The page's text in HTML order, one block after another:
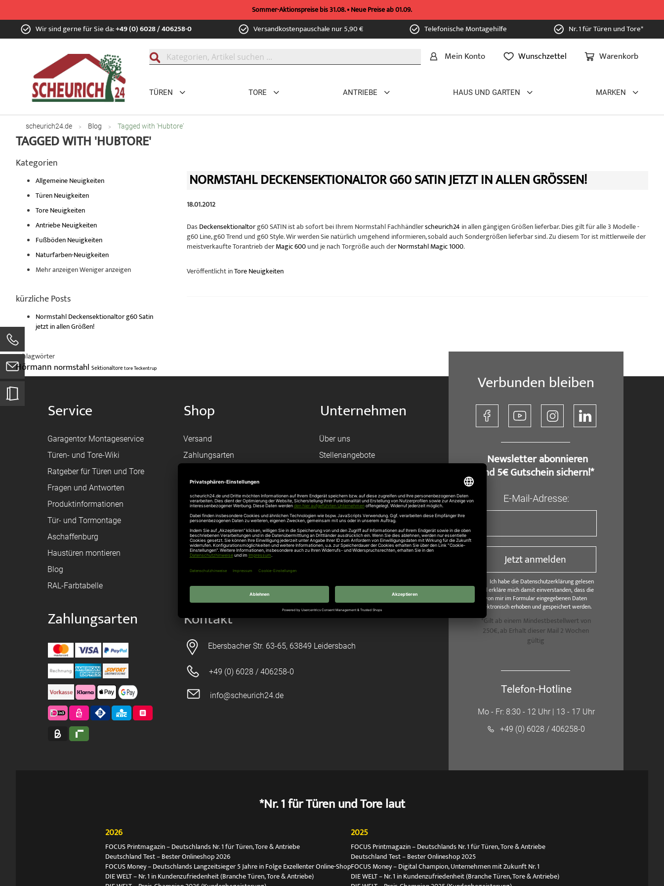
Sommer-Aktionspreise bis 31.08. • Neue Preise ab 01.09.
Zum
Inhalt Wir sind gerne für Sie da:+49 (0) 6028 / 406258-0 Versandkostenpauschale nur 5,90 € Telefonische Montagehilfe Nr. 1 für Türen und Tore*
Warenkorb
Mein Konto Wunschzettel
TÜREN TORE ANTRIEBE HAUS UND GARTEN MARKEN
scheurich24.de Blog Tagged with 'Hubtore'
TAGGED WITH 'HUBTORE'
NORMSTAHL DECKENSEKTIONALTOR G60 SATIN JETZT IN ALLEN GRÖSSEN!
18.01.2012
DasDeckensektionaltorg60 SATIN ist ab sofort bei Ihrem Normstahl Fachhändlerscheurich24 in allen gängigen Größen lieferbar. Dies gilt für alle 3 Modelle -
g60 Line, g60 Trend und g60 Style. Wir werden Sie natürlich umgehend informieren, sobald auch Sondergrößen lieferbar sind. Zu diesem Tor ist mittlerweile der
meistverkaufte Torantrieb derMagic 600und je nach Torgröße auch derNormstahl Magic 1000.
Veröffentlicht inTore Neuigkeiten
Kategorien
Allgemeine Neuigkeiten
Türen Neuigkeiten
Tore Neuigkeiten
Antriebe Neuigkeiten
Fußböden Neuigkeiten
Naturfarben-Neuigkeiten
Mehr anzeigenWeniger anzeigen
kürzliche Posts
Normstahl Deckensektionaltor g60 Satin
jetzt in allen Größen!
Schlagwörter
Hörmann normstahl SektionaltoretoreTeckentrup
Service
Garagentor Montageservice
Türen- und Tore-Wiki
Ratgeber für Türen und Tore
Fragen und Antworten
Produktinformationen
Tür- und Tormontage
Aschaffenburg
Haustüren montieren
Blog
RAL-Farbtabelle
Shop
Versand
Zahlungsarten
Registrieren
Federanfrage
Toraufmaß
Montageanleitungen
Brandschutztüren
Elektrische Garagentore
Unternehmen
Über uns
Stellenangebote
Hörmann Sektionaltor
Zahlungsarten Kontakt
Ebersbacher Str. 63-65, 63849 Leidersbach
+49 (0) 6028 / 406258-0
info@scheurich24.de
Verbunden bleiben
​ Newsletter abonnieren
und 5€ Gutschein sichern!*
E-Mail-Adresse:
Jetzt anmelden
Ich habe die Datenschutzerklärung gelesen
und erkläre mich damit einverstanden, dass die
von mir im Formular eingegebenen Daten
elektronisch erhoben und gespeichert werden.
*Gilt ab einem Mindestbestellwert von
250€, ab Erhalt dieser Mail 2 Wochen
gültig
Telefon-Hotline
Mo - Fr: 8:30 - 12 Uhr | 13 - 17 Uhr
+49 (0) 6028 / 406258-0
*Nr. 1 für Türen und Tore laut
2026
FOCUS Printmagazin – Deutschlands Nr. 1 für Türen, Tore & Antriebe
Deutschland Test – Bester Onlineshop 2026
FOCUS Money – Deutschlands Langzeitsieger 5 Jahre in Folge Exzellenter Online-Shop
DIE WELT – Nr. 1 in Kundenzufriedenheit (Branche Türen, Tore & Antriebe)
2025
FOCUS Printmagazin – Deutschlands Nr. 1 für Türen, Tore & Antriebe
Deutschland Test – Bester Onlineshop 2025
FOCUS Money – Digital Champion, Unternehmen mit Zukunft Nr. 1
DIE WELT – Nr. 1 in Kundenzufriedenheit (Branche Türen, Tore & Antriebe)